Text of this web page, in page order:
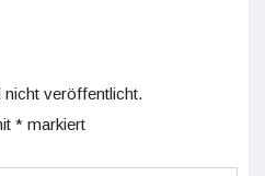
nicht veröffentlicht.
* markiert